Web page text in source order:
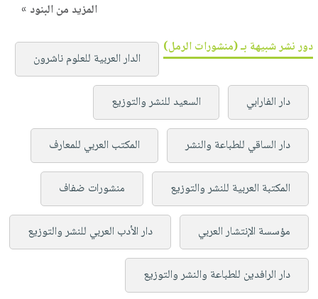
المزيد من البنود »
دور نشر شبيهة بـ (منشورات الرمل)
الدار العربية للعلوم ناشرون
دار الفارابي السعيد للنشر والتوزيع
دار الساقي للطباعة والنشر المكتب العربي للمعارف
المكتبة العربية للنشر والتوزيع منشورات ضفاف
مؤسسة الإنتشار العربي دار الأدب العربي للنشر والتوزيع
دار الرافدين للطباعة والنشر والتوزيع